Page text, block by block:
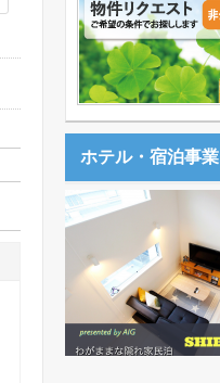
ホテル・宿泊事業